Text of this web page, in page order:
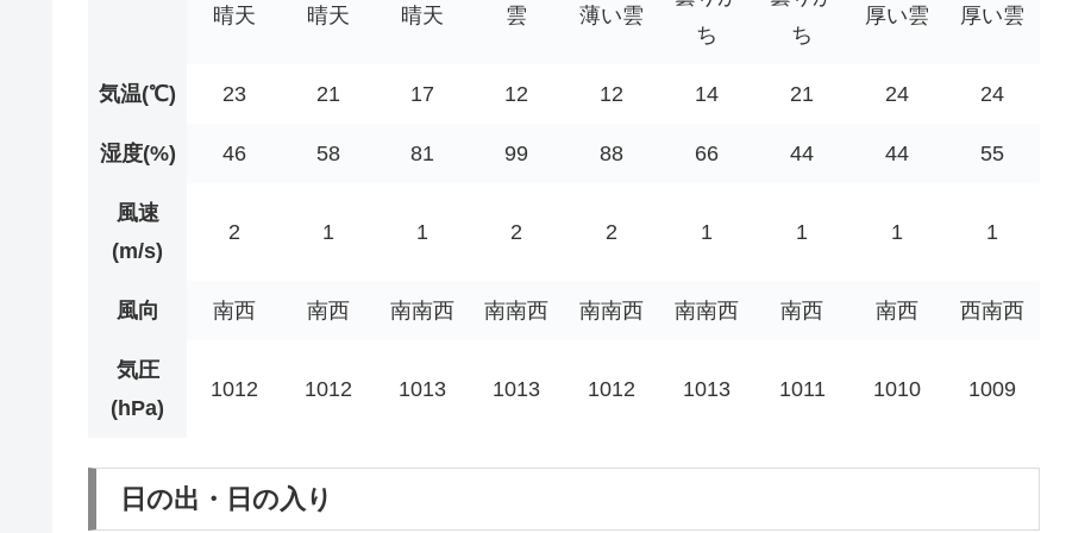
晴天 晴天 晴天 雲 薄い雲
ち
ち
厚い雲 厚い雲
気温(℃) 23 21 17 12 12 14 21 24 24
湿度(%) 46 58 81 99 88 66 44 44 55
風速
(m/s)
2 1 1 2 2 1 1 1 1
風向 南西 南西 南南西 南南西 南南西 南南西 南西 南西 西南西
気圧
(hPa)
1012 1012 1013 1013 1012 1013 1011 1010 1009
日の出・日の入り